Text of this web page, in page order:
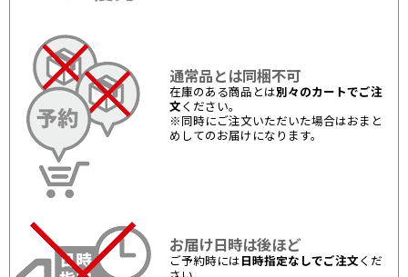
通常品とは同梱不可
在庫のある商品とは別々のカートでご注
文 ください。
※同時にご注文いただいた場合はおまと
めしてのお届けになります。
お届け日時は後ほど
ご予約時には 日時指定なしでご注文 くだ